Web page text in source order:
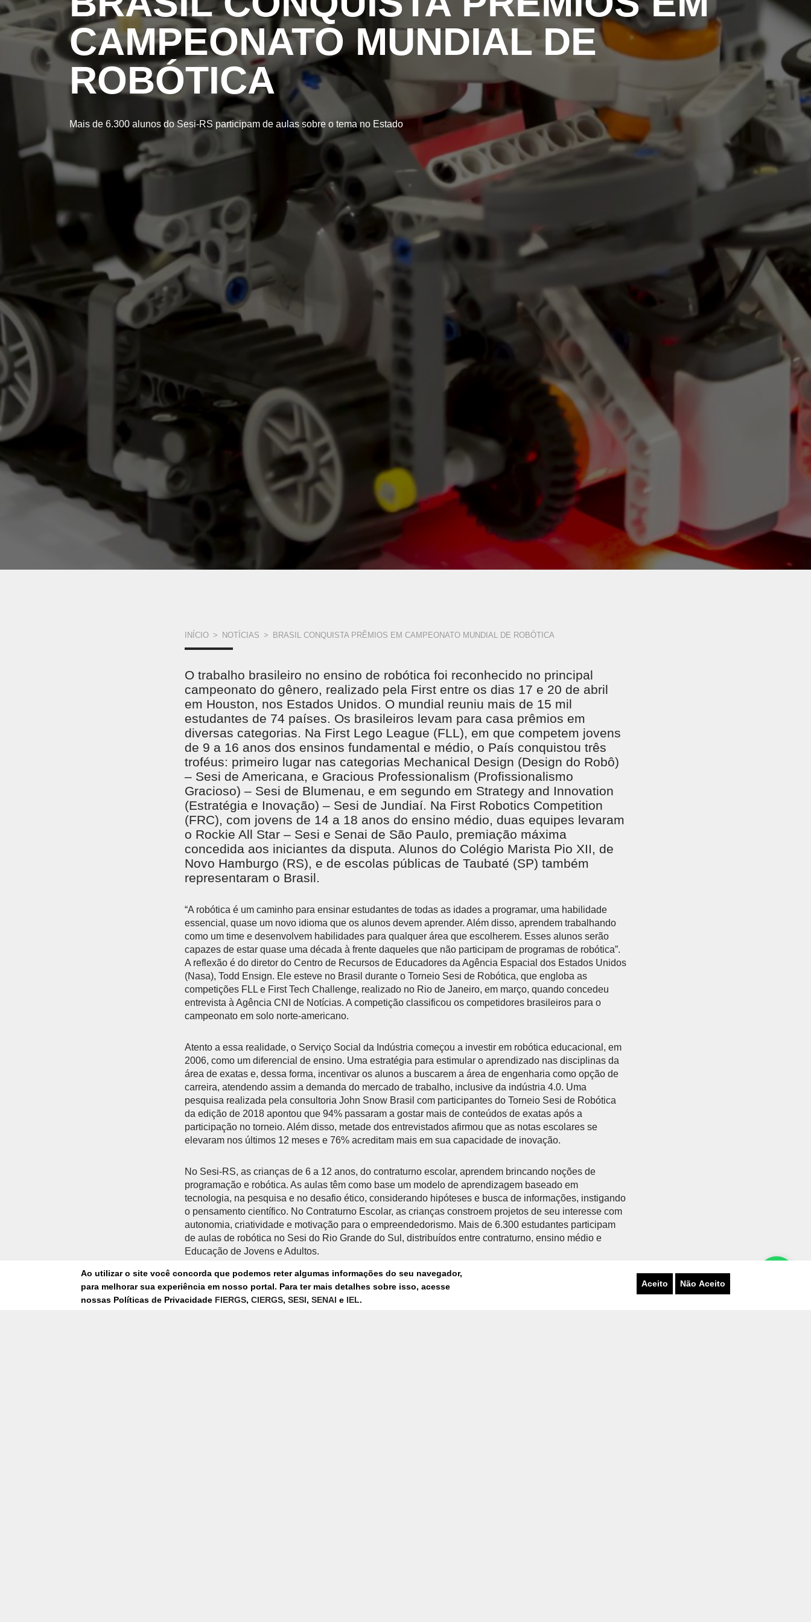
Ao utilizar o site você concorda que podemos reter algumas informações do seu navegador,
para melhorar sua experiência em nosso portal. Para ter mais detalhes sobre isso, acesse
nossas Políticas de Privacidade FIERGS,CIERGS,SESI,SENAIe IEL.
Aceito Não Aceito
CAMPEONATO MUNDIAL DE
ROBÓTICA
Mais de 6.300 alunos do Sesi-RS participam de aulas sobre o tema no Estado
VOCÊ
AQUI
INÍCIO > NOTÍCIAS > BRASIL CONQUISTA PRÊMIOS EM CAMPEONATO MUNDIAL DE ROBÓTICA
O trabalho brasileiro no ensino de robótica foi reconhecido no principal
campeonato do gênero, realizado pela First entre os dias 17 e 20 de abril
em Houston, nos Estados Unidos. O mundial reuniu mais de 15 mil
estudantes de 74 países. Os brasileiros levam para casa prêmios em
diversas categorias. Na First Lego League (FLL), em que competem jovens
de 9 a 16 anos dos ensinos fundamental e médio, o País conquistou três
troféus: primeiro lugar nas categorias Mechanical Design (Design do Robô)
– Sesi de Americana, e Gracious Professionalism (Profissionalismo
Gracioso) – Sesi de Blumenau, e em segundo em Strategy and Innovation
(Estratégia e Inovação) – Sesi de Jundiaí. Na First Robotics Competition
(FRC), com jovens de 14 a 18 anos do ensino médio, duas equipes levaram
o Rockie All Star – Sesi e Senai de São Paulo, premiação máxima
concedida aos iniciantes da disputa. Alunos do Colégio Marista Pio XII, de
Novo Hamburgo (RS), e de escolas públicas de Taubaté (SP) também
representaram o Brasil.
“A robótica é um caminho para ensinar estudantes de todas as idades a programar, uma habilidade
essencial, quase um novo idioma que os alunos devem aprender. Além disso, aprendem trabalhando
como um time e desenvolvem habilidades para qualquer área que escolherem. Esses alunos serão
capazes de estar quase uma década à frente daqueles que não participam de programas de robótica”.
A reflexão é do diretor do Centro de Recursos de Educadores da Agência Espacial dos Estados Unidos
(Nasa), Todd Ensign. Ele esteve no Brasil durante o Torneio Sesi de Robótica, que engloba as
competições FLL e First Tech Challenge, realizado no Rio de Janeiro, em março, quando concedeu
entrevista à Agência CNI de Notícias. A competição classificou os competidores brasileiros para o
campeonato em solo norte-americano.
Atento a essa realidade, o Serviço Social da Indústria começou a investir em robótica educacional, em
2006, como um diferencial de ensino. Uma estratégia para estimular o aprendizado nas disciplinas da
área de exatas e, dessa forma, incentivar os alunos a buscarem a área de engenharia como opção de
carreira, atendendo assim a demanda do mercado de trabalho, inclusive da indústria 4.0. Uma
pesquisa realizada pela consultoria John Snow Brasil com participantes do Torneio Sesi de Robótica
da edição de 2018 apontou que 94% passaram a gostar mais de conteúdos de exatas após a
participação no torneio. Além disso, metade dos entrevistados afirmou que as notas escolares se
elevaram nos últimos 12 meses e 76% acreditam mais em sua capacidade de inovação.
No Sesi-RS, as crianças de 6 a 12 anos, do contraturno escolar, aprendem brincando noções de
programação e robótica. As aulas têm como base um modelo de aprendizagem baseado em
tecnologia, na pesquisa e no desafio ético, considerando hipóteses e busca de informações, instigando
o pensamento científico. No Contraturno Escolar, as crianças constroem projetos de seu interesse com
autonomia, criatividade e motivação para o empreendedorismo. Mais de 6.300 estudantes participam
de aulas de robótica no Sesi do Rio Grande do Sul, distribuídos entre contraturno, ensino médio e
Educação de Jovens e Adultos.
A robótica também se estende aos currículos das escolas Sesi de Ensino Médio do Rio Grande do Sul,
instaladas nas cidades de Pelotas, Sapucaia do Sul, Montenegro e Gravataí. A tecnologia é uma aliada